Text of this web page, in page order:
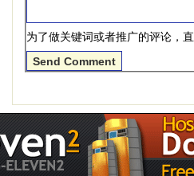
为了做关键词或者推广的评论，